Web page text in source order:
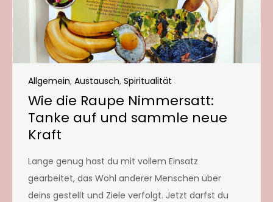
Allgemein, Austausch, Spiritualität
Wie die Raupe Nimmersatt:
Tanke auf und sammle neue
Kraft
Lange genug hast du mit vollem Einsatz
gearbeitet, das Wohl anderer Menschen über
deins gestellt und Ziele verfolgt. Jetzt darfst du